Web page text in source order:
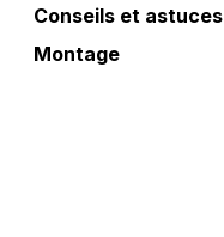
Conseils et astuces
Montage